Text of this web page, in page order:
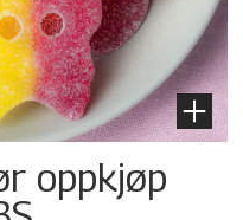
oppkjøp